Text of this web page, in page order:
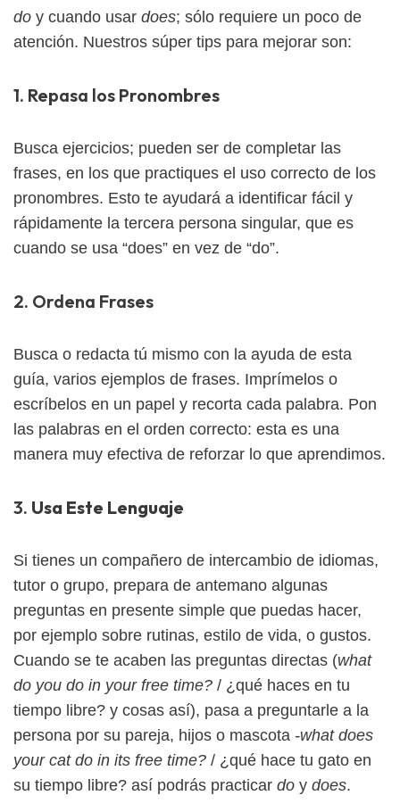
do y cuando usar does; sólo requiere un poco de
atención. Nuestros súper tips para mejorar son:
1. Repasa los Pronombres
Busca ejercicios; pueden ser de completar las
frases, en los que practiques el uso correcto de los
pronombres. Esto te ayudará a identificar fácil y
rápidamente la tercera persona singular, que es
cuando se usa “does” en vez de “do”.
2. Ordena Frases
Busca o redacta tú mismo con la ayuda de esta
guía, varios ejemplos de frases. Imprímelos o
escríbelos en un papel y recorta cada palabra. Pon
las palabras en el orden correcto: esta es una
manera muy efectiva de reforzar lo que aprendimos.
3. Usa Este Lenguaje
Si tienes un compañero de intercambio de idiomas,
tutor o grupo, prepara de antemano algunas
preguntas en presente simple que puedas hacer,
por ejemplo sobre rutinas, estilo de vida, o gustos.
Cuando se te acaben las preguntas directas (what
do you do in your free time? / ¿qué haces en tu
tiempo libre? y cosas así), pasa a preguntarle a la
persona por su pareja, hijos o mascota -what does
your cat do in its free time? / ¿qué hace tu gato en
su tiempo libre? así podrás practicar do y does.